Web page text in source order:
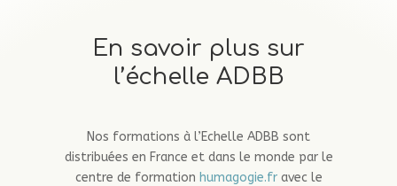
En savoir plus sur
l’échelle ADBB
Nos formations à l’Echelle ADBB sont
distribuées en France et dans le monde par le
centre de formation humagogie.fravec le